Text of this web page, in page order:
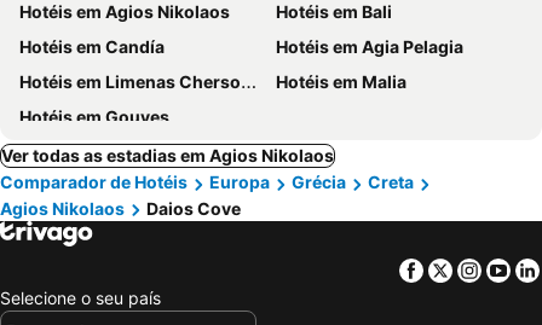
Hotéis em Agios Nikolaos
Hotéis em Bali
Hotéis em Candía
Hotéis em Agia Pelagia
Hotéis em Limenas Chersonissos
Hotéis em Malia
Hotéis em Gouves
Ver todas as estadias em Agios Nikolaos
Comparador de Hotéis
Europa Grécia
Creta
Agios Nikolaos
Daios Cove
Facebook
Twitter
Selecione o seu país